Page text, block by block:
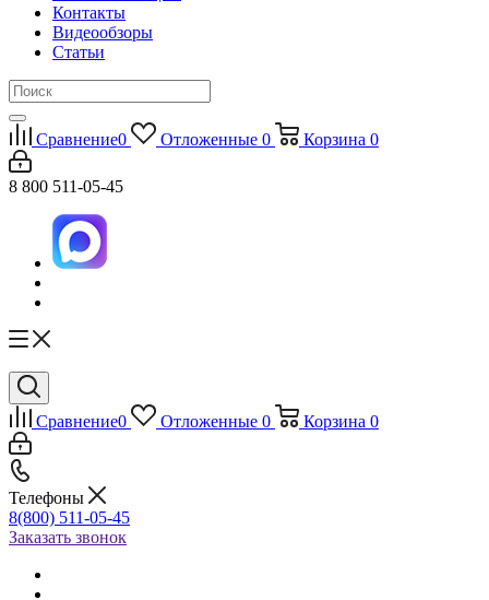
Контакты
Видеообзоры
Статьи
Сравнение0 Отложенные 0 Корзина 0
8 800 511-05-45
Сравнение0 Отложенные 0 Корзина 0
Телефоны
8(800) 511-05-45
Заказать звонок